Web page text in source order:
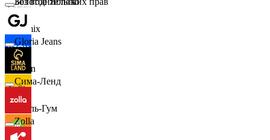
Demix
Ozon
Бубль-Гум
Gloria Jeans
Сима-Ленд
Zolla